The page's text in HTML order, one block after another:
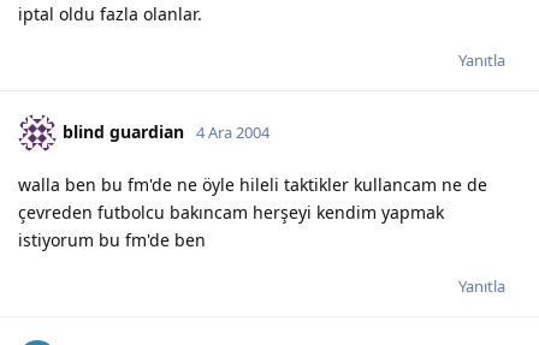
iptal oldu fazla olanlar.
Yanıtla
blind guardian 4 Ara 2004
walla ben bu fm'de ne öyle hileli taktikler kullancam ne de
çevreden futbolcu bakıncam herşeyi kendim yapmak
istiyorum bu fm'de ben
Yanıtla